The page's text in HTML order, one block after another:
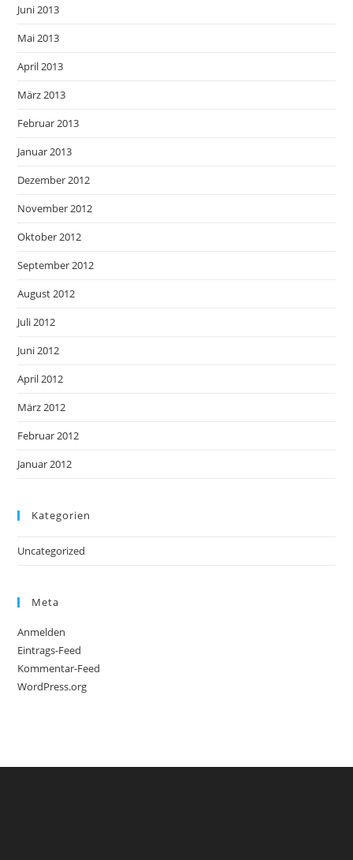
Juni 2013
Mai 2013
April 2013
März 2013
Februar 2013
Januar 2013
Dezember 2012
November 2012
Oktober 2012
September 2012
August 2012
Juli 2012
Juni 2012
April 2012
März 2012
Februar 2012
Januar 2012
Kategorien
Uncategorized
Meta
Anmelden
Eintrags-Feed
Kommentar-Feed
WordPress.org